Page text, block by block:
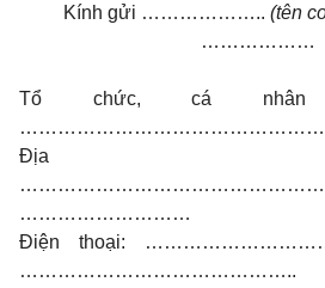
Kính gửi ……………….. (tên
………………
Tổ chức, cá nhân
Địa
………………………
Điện thoại:
……………………………………..